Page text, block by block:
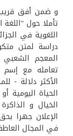
و ضمن أفق قريب
تأملا حول
اللغوية في
دراسة لمتن
المعجم
تعامله مع إسم
الأكثر دلالة -
الحياة اليومية
الخيال و
الإعلان جهرا
في المجال